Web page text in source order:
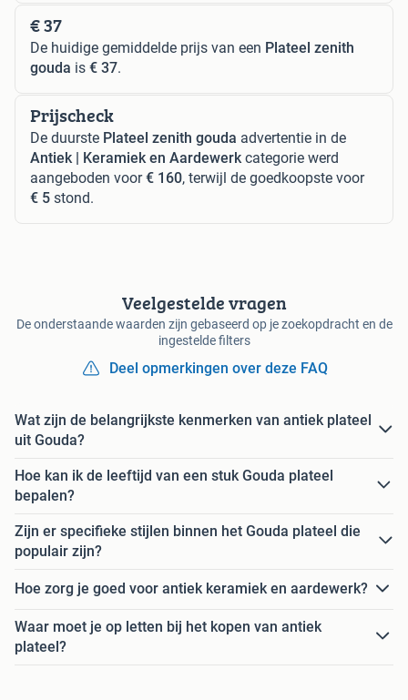
€ 37
De huidige gemiddelde prijs van een Plateel zenith
gouda is € 37.
Prijscheck
De duurste Plateel zenith gouda advertentie in de
Antiek | Keramiek en Aardewerk categorie werd
aangeboden voor€ 160, terwijl de goedkoopste voor
€ 5 stond.
Veelgestelde vragen
De onderstaande waarden zijn gebaseerd op je zoekopdracht en de
ingestelde filters
Deel opmerkingen over deze FAQ
Wat zijn de belangrijkste kenmerken van antiek plateel
uit Gouda?
Hoe kan ik de leeftijd van een stuk Gouda plateel
bepalen?
Zijn er specifieke stijlen binnen het Gouda plateel die
populair zijn?
Hoe zorg je goed voor antiek keramiek en aardewerk?
Waar moet je op letten bij het kopen van antiek
plateel?